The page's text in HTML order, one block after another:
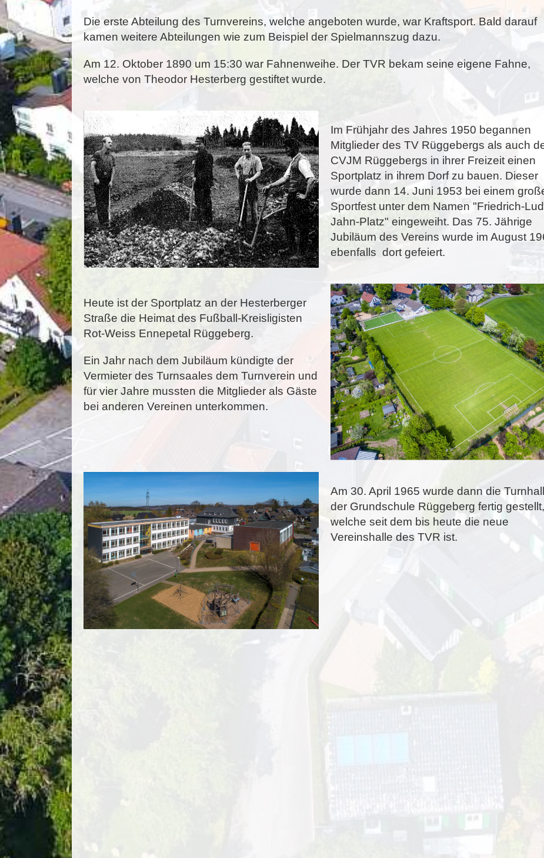
Die erste Abteilung des Turnvereins, welche angeboten wurde, war Kraftsport. Bald darauf
kamen weitere Abteilungen wie zum Beispiel der Spielmannszug dazu.
Am 12. Oktober 1890 um 15:30 war Fahnenweihe. Der TVR bekam seine eigene Fahne,
welche von Theodor Hesterberg gestiftet wurde.
Im Frühjahr des Jahres 1950 begannen
Mitglieder des TV Rüggebergs als auch
CVJM Rüggebergs in ihrer Freizeit einen
Sportplatz in ihrem Dorf zu bauen. Dieser
wurde dann 14. Juni 1953 bei einem
Sportfest unter dem Namen "Friedrich-
Jahn-Platz" eingeweiht. Das 75. Jährige
Jubiläum des Vereins wurde im August
ebenfalls dort gefeiert.
Heute ist der Sportplatz an der Hesterberger
Straße die Heimat des Fußball-Kreisligisten
Rot-Weiss Ennepetal Rüggeberg.
Ein Jahr nach dem Jubiläum kündigte der
Vermieter des Turnsaales dem Turnverein und
für vier Jahre mussten die Mitglieder als Gäste
bei anderen Vereinen unterkommen.
Am 30. April 1965 wurde dann die
der Grundschule Rüggeberg fertig gestellt,
welche seit dem bis heute die neue
Vereinshalle des TVR ist.